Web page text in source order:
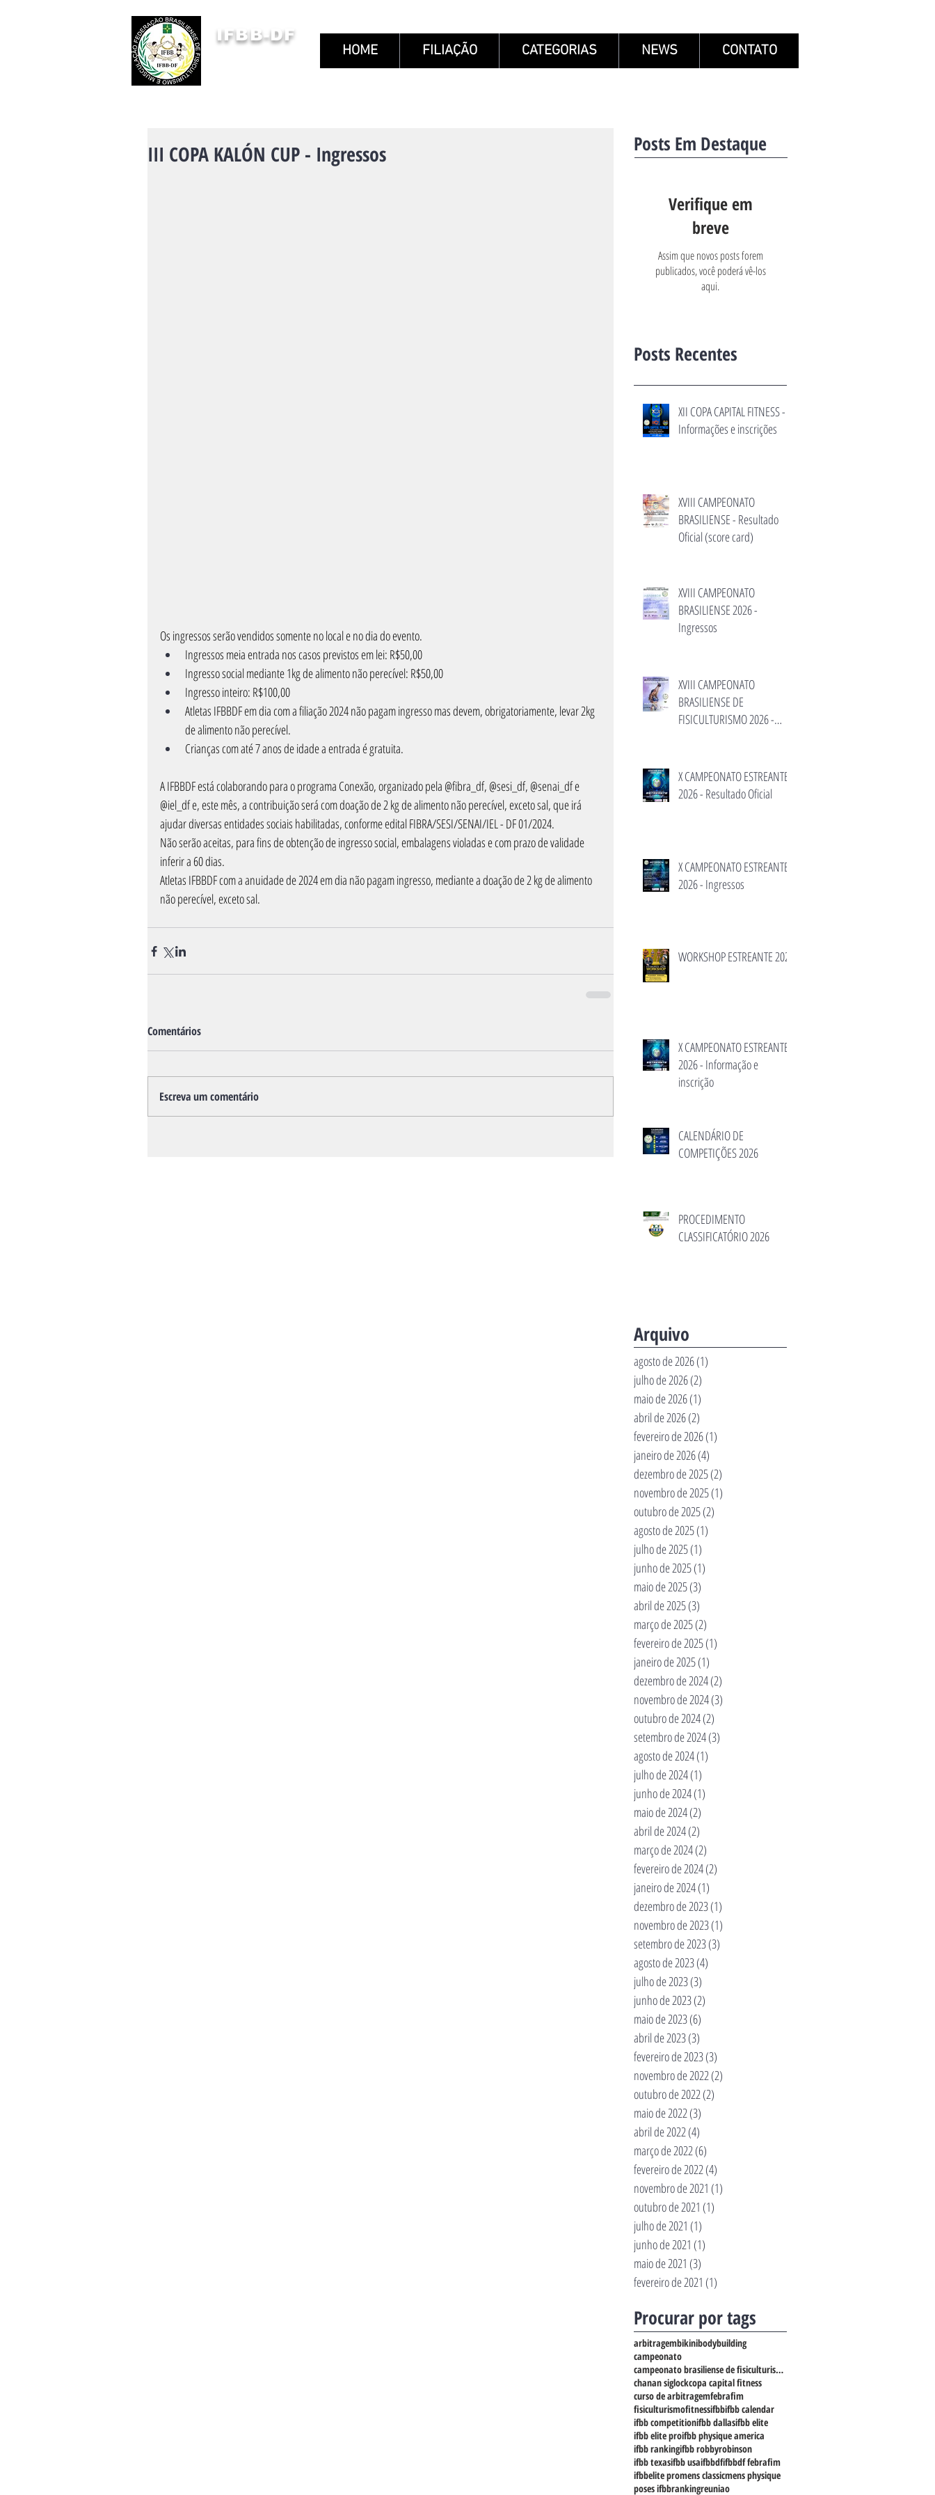
HOME FILIAÇÃO CATEGORIAS NEWS CONTATO
IFBB-DF
III COPA KALÓN CUP - Ingressos
Os ingressos serão vendidos somente no local e no dia do evento.
Ingressos meia entrada nos casos previstos em lei: R$50,00
Ingresso social mediante 1kg de alimento não perecível: R$50,00
Ingresso inteiro: R$100,00
Atletas IFBBDF em dia com a filiação 2024 não pagam ingresso mas devem, obrigatoriamente, levar 2kg
de alimento não perecível.
Crianças com até 7 anos de idade a entrada é gratuita.
A IFBBDF está colaborando para o programa Conexão, organizado pela @fibra_df, @sesi_df, @senai_df e
@iel_df e, este mês, a contribuição será com doação de 2 kg de alimento não perecível, exceto sal, que irá
ajudar diversas entidades sociais habilitadas, conforme edital FIBRA/SESI/SENAI/IEL - DF 01/2024.
Não serão aceitas, para fins de obtenção de ingresso social, embalagens violadas e com prazo de validade
inferir a 60 dias.
Atletas IFBBDF com a anuidade de 2024 em dia não pagam ingresso, mediante a doação de 2 kg de alimento
não perecível, exceto sal.
Comentários
Escreva um comentário
Posts Em Destaque
Verifique em
breve
Assim que novos posts forem
publicados, você poderá vê-los
aqui.
Posts Recentes
XII COPA CAPITAL FITNESS -
Informações e inscrições
XVIII CAMPEONATO
BRASILIENSE - Resultado
Oficial (score card)
XVIII CAMPEONATO
BRASILIENSE 2026 -
Ingressos
XVIII CAMPEONATO
BRASILIENSE DE
FISICULTURISMO 2026 -
X CAMPEONATO ESTREANTE
2026 - Resultado Oficial
X CAMPEONATO ESTREANTE
2026 - Ingressos
WORKSHOP ESTREANTE 2026
X CAMPEONATO ESTREANTE
2026 - Informação e
inscrição
CALENDÁRIO DE
COMPETIÇÕES 2026
PROCEDIMENTO
CLASSIFICATÓRIO 2026
Arquivo
agosto de 2026(1)
julho de 2026(2)
maio de 2026(1)
abril de 2026(2)
fevereiro de 2026(1)
janeiro de 2026(4)
dezembro de 2025(2)
novembro de 2025(1)
outubro de 2025(2)
agosto de 2025(1)
julho de 2025(1)
junho de 2025(1)
maio de 2025(3)
abril de 2025(3)
março de 2025(2)
fevereiro de 2025(1)
janeiro de 2025(1)
dezembro de 2024(2)
novembro de 2024(3)
outubro de 2024(2)
setembro de 2024(3)
agosto de 2024(1)
julho de 2024(1)
junho de 2024(1)
maio de 2024(2)
abril de 2024(2)
março de 2024(2)
fevereiro de 2024(2)
janeiro de 2024(1)
dezembro de 2023(1)
novembro de 2023(1)
setembro de 2023(3)
agosto de 2023(4)
julho de 2023(3)
junho de 2023(2)
maio de 2023(6)
abril de 2023(3)
fevereiro de 2023(3)
novembro de 2022(2)
outubro de 2022(2)
maio de 2022(3)
abril de 2022(4)
março de 2022(6)
fevereiro de 2022(4)
novembro de 2021 (1)
outubro de 2021 (1)
julho de 2021 (1)
junho de 2021 (1)
maio de 2021 (3)
fevereiro de 2021 (1)
Procurar por tags
arbitragembikinibodybuilding
campeonato
campeonato brasiliense de fisiculturismo
chanan siglockcopa capital fitness
curso de arbitragemfebrafim
fisiculturismofitnessifbbifbb calendar
ifbb competitionifbb dallasifbb elite
ifbb elite proifbb physique america
ifbb rankingifbb robbyrobinson
ifbb texasifbb usaifbbdfifbbdf febrafim
ifbbelite promens classicmens physique
poses ifbbrankingreuniao